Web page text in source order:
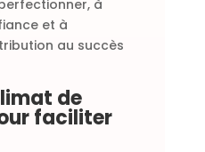
à
et à
au succès
de
faciliter